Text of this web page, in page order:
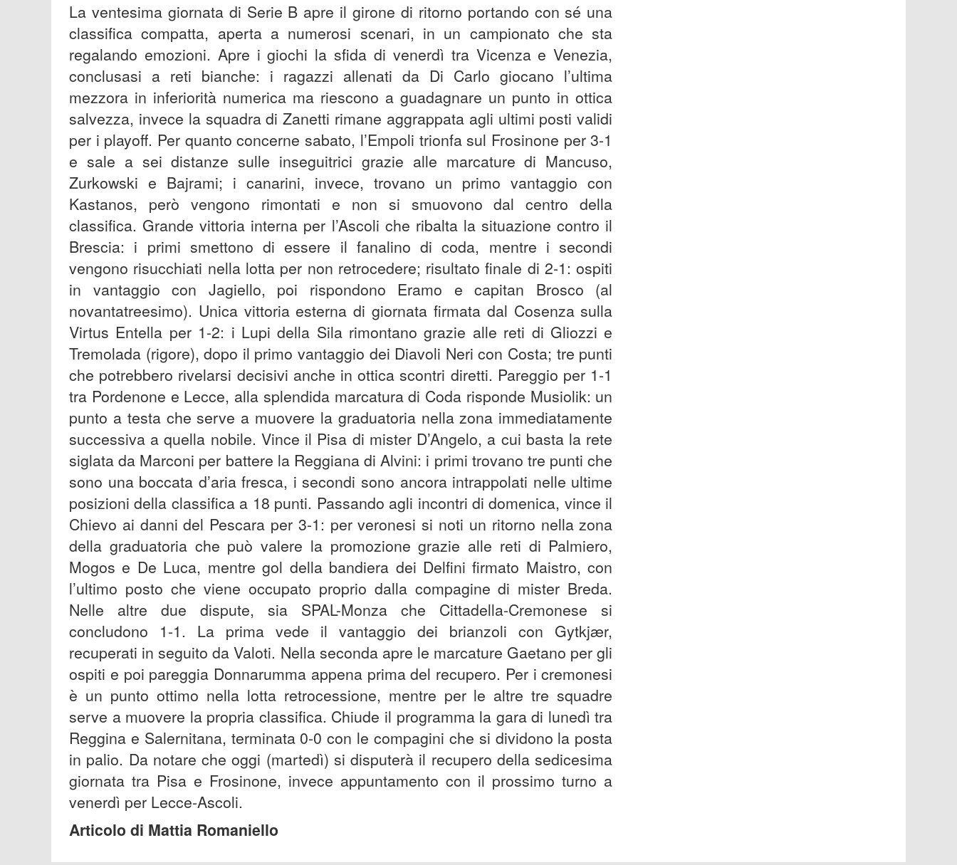
La ventesima giornata di Serie B apre il girone di ritorno portando con sé una
classifica compatta, aperta a numerosi scenari, in un campionato che sta
regalando emozioni. Apre i giochi la sfida di venerdì tra Vicenza e Venezia,
conclusasi a reti bianche: i ragazzi allenati da Di Carlo giocano l’ultima
mezzora in inferiorità numerica ma riescono a guadagnare un punto in ottica
salvezza, invece la squadra di Zanetti rimane aggrappata agli ultimi posti validi
per i playoff. Per quanto concerne sabato, l’Empoli trionfa sul Frosinone per 3-1
e sale a sei distanze sulle inseguitrici grazie alle marcature di Mancuso,
Zurkowski e Bajrami; i canarini, invece, trovano un primo vantaggio con
Kastanos, però vengono rimontati e non si smuovono dal centro della
classifica. Grande vittoria interna per l’Ascoli che ribalta la situazione contro il
Brescia: i primi smettono di essere il fanalino di coda, mentre i secondi
vengono risucchiati nella lotta per non retrocedere; risultato finale di 2-1: ospiti
in vantaggio con Jagiello, poi rispondono Eramo e capitan Brosco (al
novantatreesimo). Unica vittoria esterna di giornata firmata dal Cosenza sulla
Virtus Entella per 1-2: i Lupi della Sila rimontano grazie alle reti di Gliozzi e
Tremolada (rigore), dopo il primo vantaggio dei Diavoli Neri con Costa; tre punti
che potrebbero rivelarsi decisivi anche in ottica scontri diretti. Pareggio per 1-1
tra Pordenone e Lecce, alla splendida marcatura di Coda risponde Musiolik: un
punto a testa che serve a muovere la graduatoria nella zona immediatamente
successiva a quella nobile. Vince il Pisa di mister D’Angelo, a cui basta la rete
siglata da Marconi per battere la Reggiana di Alvini: i primi trovano tre punti che
sono una boccata d’aria fresca, i secondi sono ancora intrappolati nelle ultime
posizioni della classifica a 18 punti. Passando agli incontri di domenica, vince il
Chievo ai danni del Pescara per 3-1: per veronesi si noti un ritorno nella zona
della graduatoria che può valere la promozione grazie alle reti di Palmiero,
Mogos e De Luca, mentre gol della bandiera dei Delfini firmato Maistro, con
l’ultimo posto che viene occupato proprio dalla compagine di mister Breda.
Nelle altre due dispute, sia SPAL-Monza che Cittadella-Cremonese si
concludono 1-1. La prima vede il vantaggio dei brianzoli con Gytkjær,
recuperati in seguito da Valoti. Nella seconda apre le marcature Gaetano per gli
ospiti e poi pareggia Donnarumma appena prima del recupero. Per i cremonesi
è un punto ottimo nella lotta retrocessione, mentre per le altre tre squadre
serve a muovere la propria classifica. Chiude il programma la gara di lunedì tra
Reggina e Salernitana, terminata 0-0 con le compagini che si dividono la posta
in palio. Da notare che oggi (martedì) si disputerà il recupero della sedicesima
giornata tra Pisa e Frosinone, invece appuntamento con il prossimo turno a
venerdì per Lecce-Ascoli.
Articolo di Mattia Romaniello